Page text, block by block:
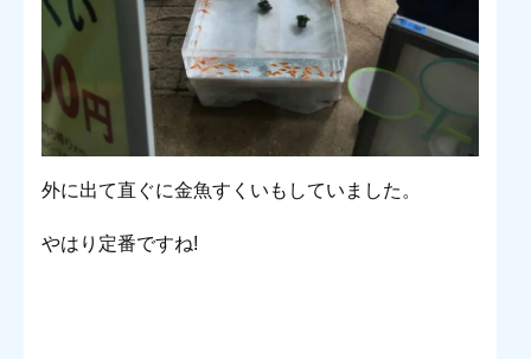
外に出て直ぐに金魚すくいもしていました。
やはり定番ですね!